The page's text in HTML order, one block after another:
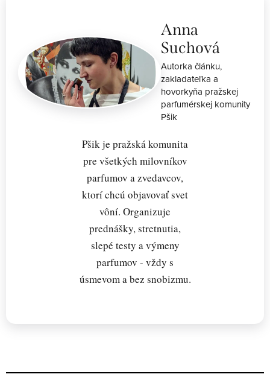
Anna
Suchová
Autorka článku,
zakladateľka a
hovorkyňa pražskej
parfumérskej komunity
Pšik
Pšik je pražská komunita
pre všetkých milovníkov
parfumov a zvedavcov,
ktorí chcú objavovať svet
vôní. Organizuje
prednášky, stretnutia,
slepé testy a výmeny
parfumov - vždy s
úsmevom a bez snobizmu.